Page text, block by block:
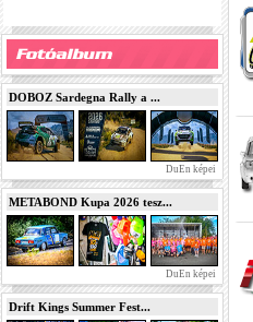
DOBOZ Sardegna Rally a ...
DuEn képei
METABOND Kupa 2026 tesz...
DuEn képei
Drift Kings Summer Fest...